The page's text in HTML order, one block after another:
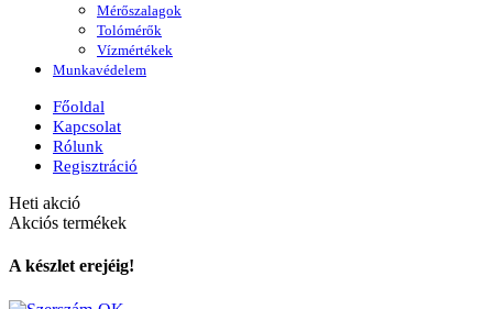
Mérőszalagok
Tolómérők
Vízmértékek
Munkavédelem
Főoldal
Kapcsolat
Rólunk
Regisztráció
Heti akció
Akciós termékek
A készlet erejéig!